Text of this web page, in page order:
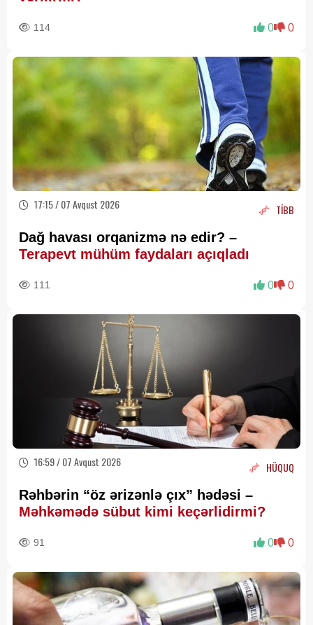
114 0 0
17:15 / 07 Avqust 2026 TİBB
Dağ havası orqanizmə nə edir? –
Terapevt mühüm faydaları açıqladı
111 0 0
16:59 / 07 Avqust 2026 HÜQUQ
Rəhbərin “öz ərizənlə çıx” hədəsi –
Məhkəmədə sübut kimi keçərlidirmi?
91 0 0